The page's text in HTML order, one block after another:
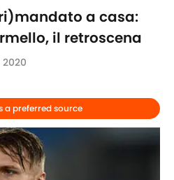
a casa:
il retroscena
a preferred source